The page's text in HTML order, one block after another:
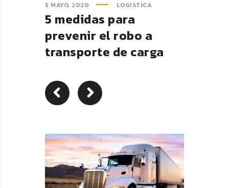
5 MAYO, 2020 LOGISTICA
5 medidas para
prevenir el robo a
transporte de carga